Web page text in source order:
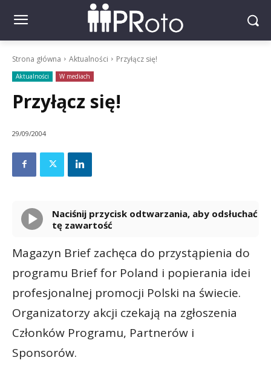
Strona główna Aktualności Przyłącz się!
Aktualności W mediach
Przyłącz się!
29/09/2004
Naciśnij przycisk odtwarzania, aby odsłuchać
tę zawartość
Magazyn Brief zachęca do przystąpienia do
programu Brief for Poland i popierania idei
profesjonalnej promocji Polski na świecie.
Organizatorzy akcji czekają na zgłoszenia
Członków Programu, Partnerów i
Sponsorów.